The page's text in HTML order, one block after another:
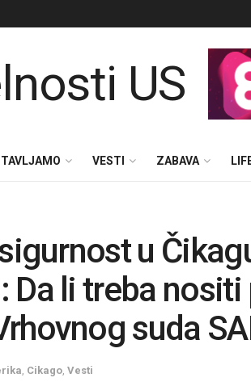
VESTI ZABAVA
u
Da li treba
suda
Cikago Vesti